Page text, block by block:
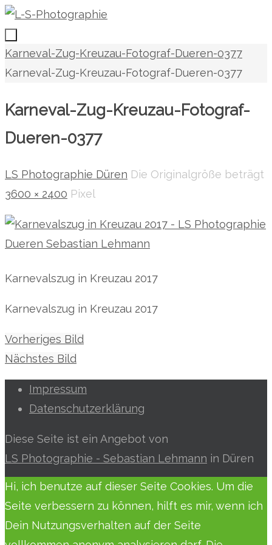
Zum
Inhalt
springen
Zum
Inhalt
Start
Karneval-Zug-Kreuzau-Fotograf-Dueren-0377
Karneval-Zug-Kreuzau-Fotograf-Dueren-0377
Karneval-Zug-Kreuzau-Fotograf-
Dueren-0377
LS Photographie Düren Die Originalgröße beträgt
3600 × 2400 Pixel
Karnevalszug in Kreuzau 2017
Karnevalszug in Kreuzau 2017
Vorheriges Bild
Nächstes Bild
Impressum
Datenschutzerklärung
Diese Seite ist ein Angebot von
LS Photographie - Sebastian Lehmann in Düren
Hi, ich benutze auf dieser Seite Cookies. Um die
Seite verbessern zu können, hilft es mir, wenn ich
Dein Nutzungsverhalten auf der Seite